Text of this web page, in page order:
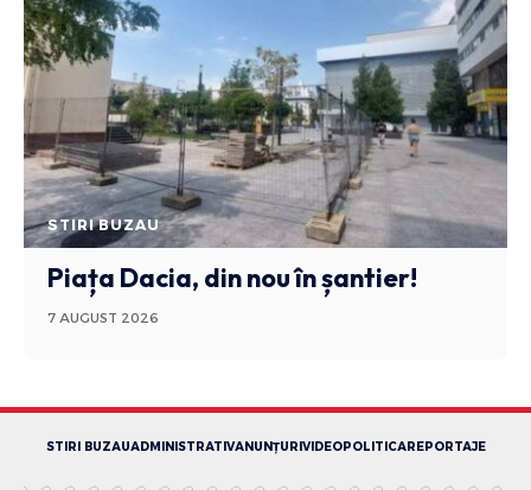
STIRI BUZAU
Piața Dacia, din nou în șantier!
7 AUGUST 2026
STIRI BUZAUADMINISTRATIVANUNȚURIVIDEOPOLITICAREPORTAJE